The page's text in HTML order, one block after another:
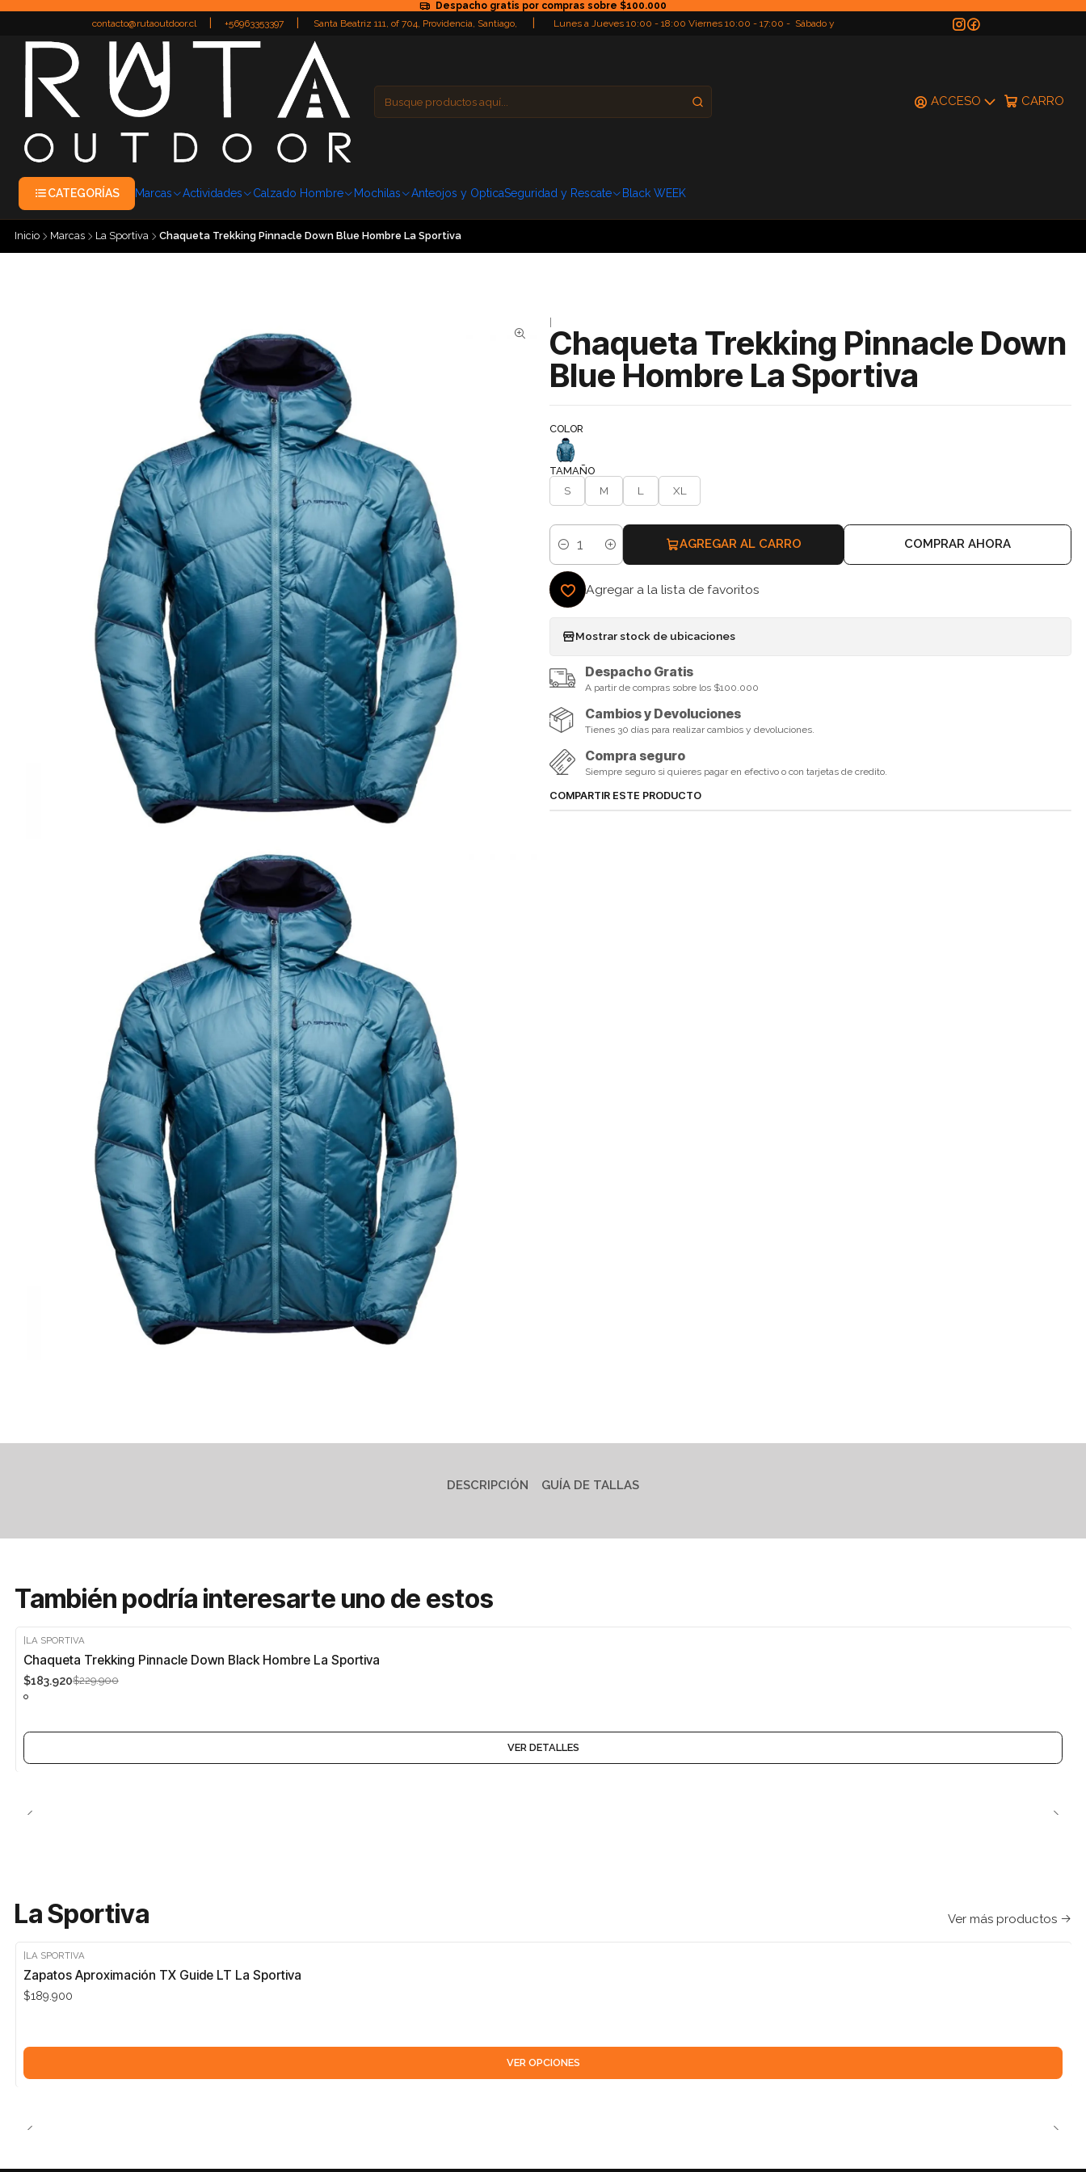
Despacho gratis por compras sobre $100.000
contacto@rutaoutdoor.cl
+56963353397
Santa Beatriz 111, of 704, Providencia, Santiago,
Lunes a Jueves 10:00 - 18:00 Viernes 10:00 - 17:00 - Sábado y
ACCESO CARRO
CATEGORÍAS Marcas Actividades Calzado Hombre Mochilas Anteojos y OpticaSeguridad y Rescate Black WEEK
Inicio Marcas La Sportiva Chaqueta Trekking Pinnacle Down Blue Hombre La Sportiva
|
Chaqueta Trekking Pinnacle Down
Blue Hombre La Sportiva
COLOR
TAMAÑO
S M L XL
Cantidad
AGREGAR AL CARRO COMPRAR AHORA
Agregar a la lista de favoritos
Mostrar stock de ubicaciones
Despacho Gratis
A partir de compras sobre los $100.000
Cambios y Devoluciones
Tienes 30 días para realizar cambios y devoluciones.
Compra seguro
Siempre seguro si quieres pagar en efectivo o con tarjetas de credito.
COMPARTIR ESTE PRODUCTO
DESCRIPCIÓN GUÍA DE TALLAS
También podría interesarte uno de estos
-20%
Agotado
LA SPORTIVA
Chaqueta Trekking Pinnacle Down Black Hombre La Sportiva
$183.920$229.900
VER DETALLES
La Sportiva Ver más productos
|LA SPORTIVA
Zapatos Aproximación TX Guide LT La Sportiva
$189.900
VER OPCIONES